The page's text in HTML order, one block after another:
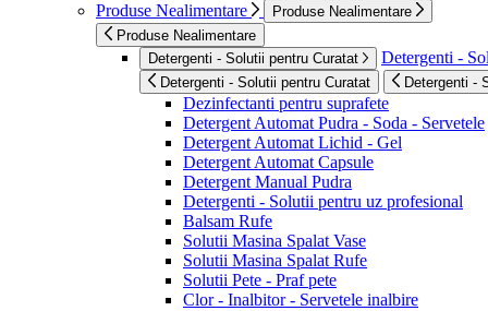
Produse Nealimentare
Produse Nealimentare
Produse Nealimentare
Detergenti - Solutii pentru Curatat
Detergenti -
Detergenti - Solutii pentru Curatat Detergenti -
Dezinfectanti pentru suprafete
Detergent Automat Pudra - Soda - Servetele
Detergent Automat Lichid - Gel
Detergent Automat Capsule
Detergent Manual Pudra
Detergenti - Solutii pentru uz profesional
Balsam Rufe
Solutii Masina Spalat Vase
Solutii Masina Spalat Rufe
Solutii Pete - Praf pete
Clor - Inalbitor - Servetele inalbire